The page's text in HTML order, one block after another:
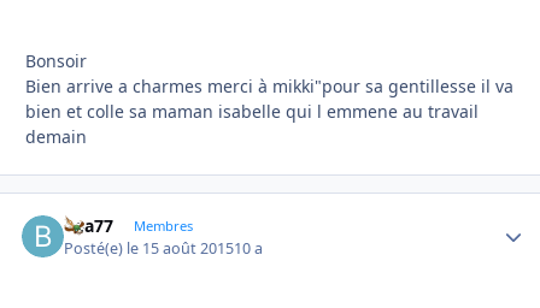
Bonsoir
Bien arrive a charmes merci à mikki"pour sa gentillesse il va
bien et colle sa maman isabelle qui l emmene au travail
demain
bea77 Membres
Posté(e) le 15 août 201510 a